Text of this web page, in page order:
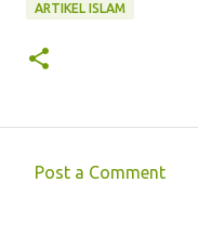
ARTIKEL ISLAM
Post a Comment